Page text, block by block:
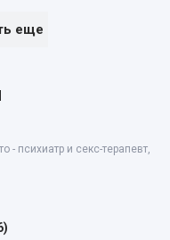
еще
- психиатр и секс-терапевт,